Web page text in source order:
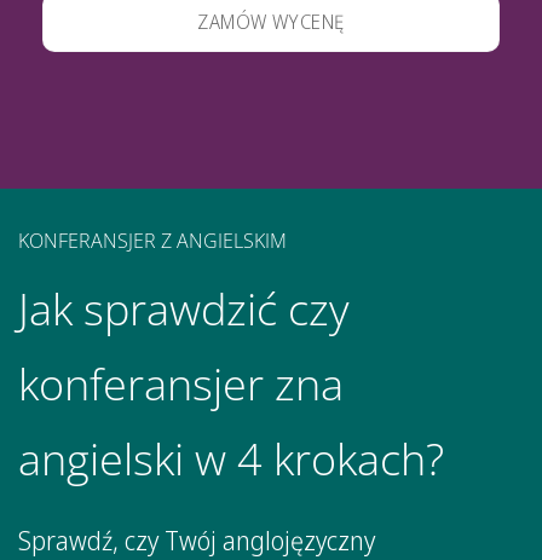
ZAMÓW WYCENĘ
KONFERANSJER Z ANGIELSKIM
Jak sprawdzić czy
konferansjer zna
angielski w 4 krokach?
Sprawdź, czy Twój anglojęzyczny